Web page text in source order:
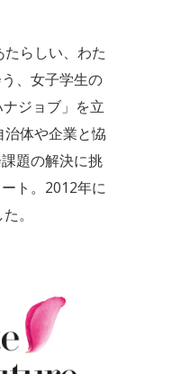
らしい、わた
、女子学生の
ジョブ」を立
体や企業と恊
題の解決に挑
ト。2012年に
。